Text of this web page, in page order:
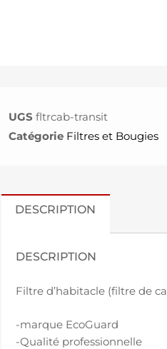
UGSfltrcab-transit
Catégorie Filtres et Bougies
DESCRIPTION
DESCRIPTION
Filtre d’habitacle (filtre de
-marque EcoGuard
-Qualité professionnelle